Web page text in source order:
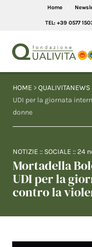
Home
TEL: +39 0577
HOME >QUALIVITANEWS
UDI per la giornata
donne
NOTIZIE :: SOCIALE :: 24
Mortadella
UDI per la
contro la